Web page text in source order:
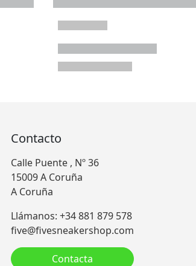
Contacto
Calle Puente , Nº 36
15009 A Coruña
A Coruña
Llámanos: +34 881 879 578
five@fivesneakershop.com
Contacta